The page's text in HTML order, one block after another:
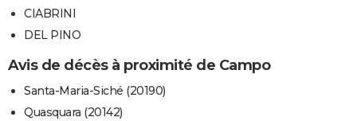
CIABRINI
DEL PINO
Avis de décès à proximité de Campo
Santa-Maria-Siché (20190)
Quasquara (20142)